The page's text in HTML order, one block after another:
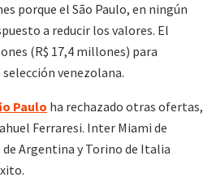
porque el São Paulo, en ningún
a reducir los valores. El
(R$ 17,4 millones) para
venezolana.
Paulo ha rechazado otras ofertas,
Ferraresi. Inter Miami de
Argentina y Torino de Italia